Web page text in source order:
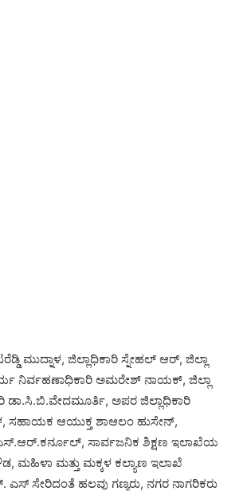
ಮುದ್ನಾಳ, ಜಿಲ್ಲಾಧಿಕಾರಿ ಸ್ನೇಹಲ್ ಆರ್, ಜಿಲ್ಲಾ
ನಿರ್ವಹಣಾಧಿಕಾರಿ ಅಮರೇಶ್ ನಾಯಕ್, ಜಿಲ್ಲಾ
ಡಾ.ಸಿ.ಬಿ.ವೇದಮೂರ್ತಿ, ಅಪರ ಜಿಲ್ಲಾಧಿಕಾರಿ
ಆಯುಕ್ತ ಶಾಆಲಂ ಹುಸೇನ್,
ಸಾರ್ವಜನಿಕ ಶಿಕ್ಷಣ ಇಲಾಖೆಯ
ಮಹಿಳಾ ಮತ್ತು ಮಕ್ಕಳ ಕಲ್ಯಾಣ ಇಲಾಖೆ
ಸೇರಿದಂತೆ ಹಲವು ಗಣ್ಯರು, ನಗರ ನಾಗರಿಕರು